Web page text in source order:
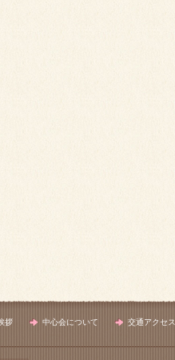
拶 中心会について 交通アクセス